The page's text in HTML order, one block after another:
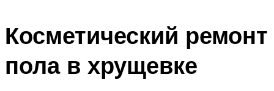
Косметический ремонт
пола в хрущевке